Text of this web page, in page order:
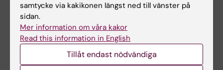
17 jun 2026
Nu går "sista kullen"
från gamla
läkarprogrammet ut i
yrkeslivet
Pedagogiska
framgångar förs
vidare till det nya
läkarprogrammet
samtycke via kakikonen längst ned till vänster på
sidan.
Mer information om våra kakor
Read this information in English
Tillåt endast nödvändiga